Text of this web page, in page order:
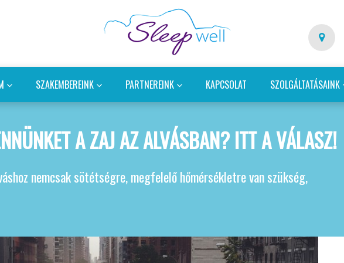
SZAKEMBEREINK PARTNEREINK KAPCSOLAT SZOLGÁLTATÁSAINK
A ZAJ AZ ALVÁSBAN? ITT A VÁLASZ!
nemcsak sötétségre, megfelelő hőmérsékletre van szükség,